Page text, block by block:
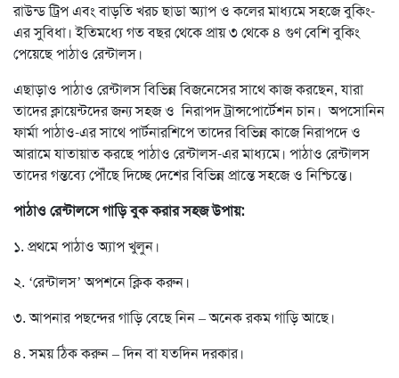
রাউন্ড ট্রিপ এবং বাড়তি খরচ ছাডা অ্যাপ ও কলের মাধ্যমে সহজে বুকিং-
এর সুবিধা। ইতিমধ্যে গত বছর থেকে প্রায় ৩ থেকে ৪ গুণ বেশি বুকিং
পেয়েছে পাঠাও রেন্টালস।
এছাড়াও পাঠাও রেন্টালস বিভিন্ন বিজনেসের সাথে কাজ করছেন, যারা
তাদের ক্লায়েন্টদের জন্য সহজ ও নিরাপদ ট্রান্সপোর্টেশন চান। অপসোনিন
ফার্মা পাঠাও-এর সাথে পার্টনারশিপে তাদের বিভিন্ন কাজে নিরাপদে ও
আরামে যাতায়াত করছে পাঠাও রেন্টালস-এর মাধ্যমে। পাঠাও রেন্টালস
তাদের গন্তব্যে পৌঁছে দিচ্ছে দেশের বিভিন্ন প্রান্তে সহজে ও নিশ্চিন্তে।
পাঠাও রেন্টালসে গাড়ি বুক করার সহজ উপায়:
১. প্রথমে পাঠাও অ্যাপ খুলুন।
২. ‘রেন্টালস’ অপশনে ক্লিক করুন।
৩. আপনার পছন্দের গাড়ি বেছে নিন – অনেক রকম গাড়ি আছে।
৪. সময় ঠিক করুন – দিন বা যতদিন দরকার।